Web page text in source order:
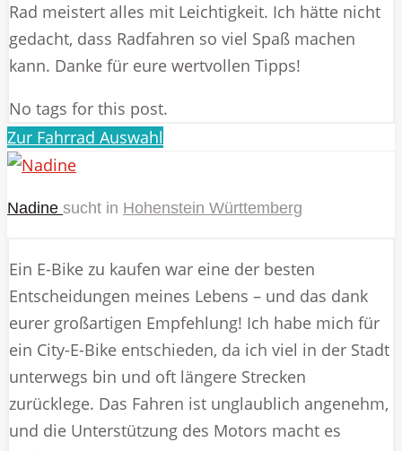
Rad meistert alles mit Leichtigkeit. Ich hätte nicht
gedacht, dass Radfahren so viel Spaß machen
kann. Danke für eure wertvollen Tipps!
No tags for this post.
Zur Fahrrad Auswahl
Nadine sucht in Hohenstein Württemberg
Ein E-Bike zu kaufen war eine der besten
Entscheidungen meines Lebens – und das dank
eurer großartigen Empfehlung! Ich habe mich für
ein City-E-Bike entschieden, da ich viel in der Stadt
unterwegs bin und oft längere Strecken
zurücklege. Das Fahren ist unglaublich angenehm,
und die Unterstützung des Motors macht es